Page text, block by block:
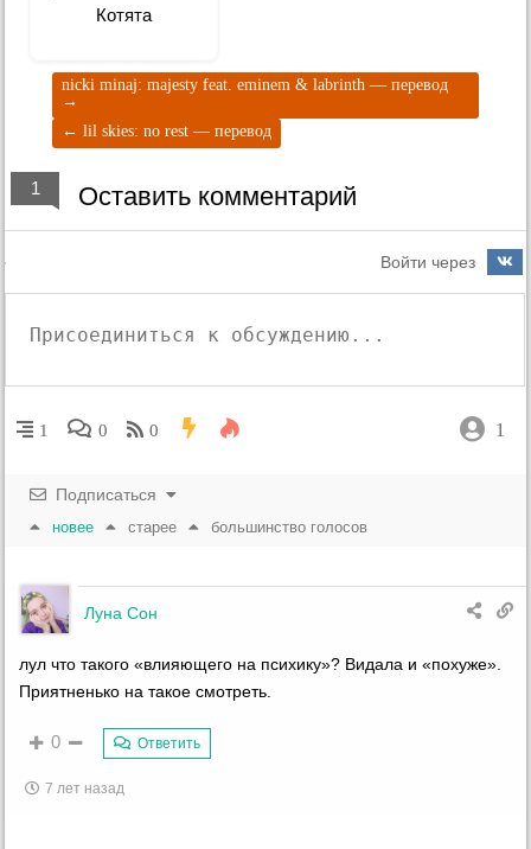
Котята
nicki minaj: majesty feat. eminem & labrinth — перевод
→
← lil skies: no rest — перевод
1 Оставить комментарий
Войти через
1 0 0 1
Подписаться
новее старее большинство голосов
Луна Сон
лул что такого «влияющего на психику»? Видала и «похуже».
Приятненько на такое смотреть.
0 Ответить
7 лет назад